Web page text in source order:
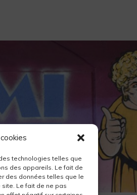
technologies telles que
des appareils. Le fait de
des données telles que le
site. Le fait de ne pas